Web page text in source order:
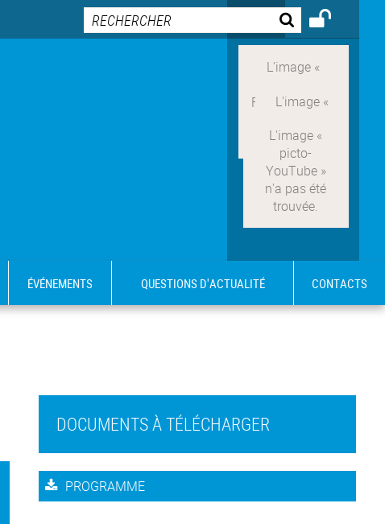
ÉVÉNEMENTS QUESTIONS D'ACTUALITÉ CONTACTS
DOCUMENTS À TÉLÉCHARGER
PROGRAMME